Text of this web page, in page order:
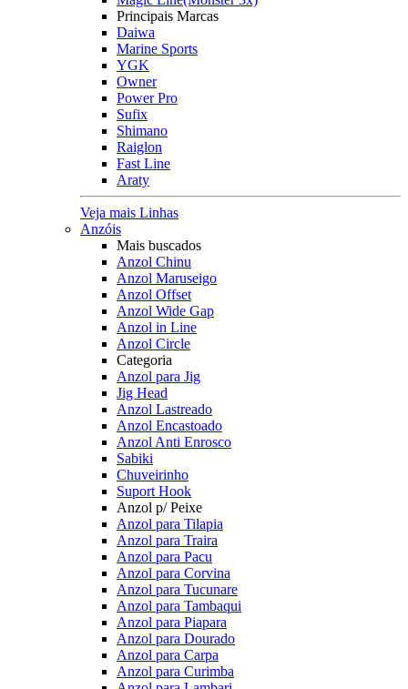
Principais Marcas
Daiwa
Marine Sports
YGK
Owner
Power Pro
Sufix
Shimano
Raiglon
Fast Line
Araty
Veja mais Linhas
Anzóis
Mais buscados
Anzol Chinu
Anzol Maruseigo
Anzol Offset
Anzol Wide Gap
Anzol in Line
Anzol Circle
Categoria
Anzol para Jig
Jig Head
Anzol Lastreado
Anzol Encastoado
Anzol Anti Enrosco
Sabiki
Chuveirinho
Suport Hook
Anzol p/ Peixe
Anzol para Tilapia
Anzol para Traira
Anzol para Pacu
Anzol para Corvina
Anzol para Tucunare
Anzol para Tambaqui
Anzol para Piapara
Anzol para Dourado
Anzol para Carpa
Anzol para Curimba